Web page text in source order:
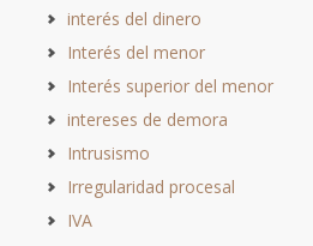
interés del dinero
Interés del menor
Interés superior del menor
intereses de demora
Intrusismo
Irregularidad procesal
IVA